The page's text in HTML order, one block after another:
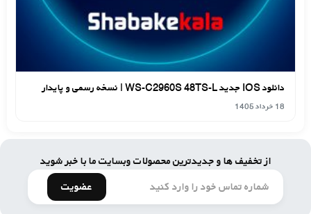
دانلود IOS جدید WS-C2960S 48TS-L | نسخه رسمی و پایدار
18 خرداد 1405
از تخفیف ها و جدیدترین محصولات وبسایت ما با خبر شوید
عضویت